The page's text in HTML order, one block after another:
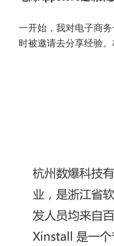
一开始，我对电子商
时被邀请去分享经验。